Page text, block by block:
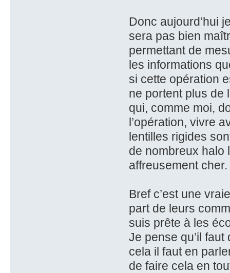
Donc aujourd’hui
sera pas bien
permettant de
les informations
si cette opération
ne portent plus de
qui, comme moi,
l’opération, vivre
lentilles rigides
de nombreux halo
affreusement cher.
Bref c’est une
part de leurs
suis prête à les
Je pense qu’il
cela il faut en
de faire cela en